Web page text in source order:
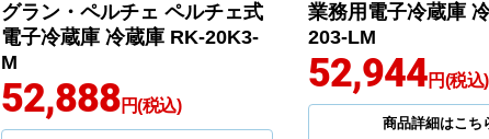
グラン・ペルチェ ペルチェ式
電子冷蔵庫 冷蔵庫 RK-20K3-
M
52,888円(税込)
業務用電子冷蔵庫
203-LM
52,944円(税込)
商品詳細はこち